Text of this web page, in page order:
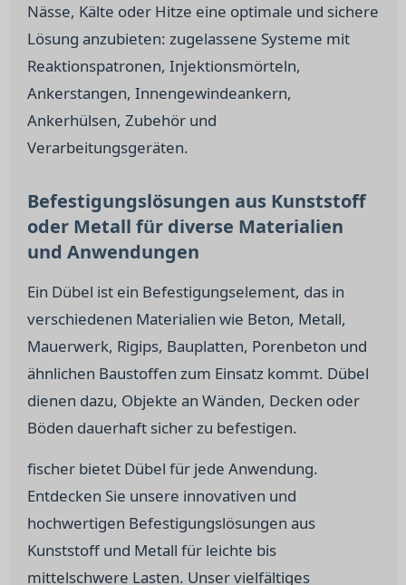
Nässe, Kälte oder Hitze eine optimale und sichere
Lösung anzubieten: zugelassene Systeme mit
Reaktionspatronen, Injektionsmörteln,
Ankerstangen, Innengewindeankern,
Ankerhülsen, Zubehör und
Verarbeitungsgeräten.
Befestigungslösungen aus Kunststoff
oder Metall für diverse Materialien
und Anwendungen
Ein Dübel ist ein Befestigungselement, das in
verschiedenen Materialien wie Beton, Metall,
Mauerwerk, Rigips, Bauplatten, Porenbeton und
ähnlichen Baustoffen zum Einsatz kommt. Dübel
dienen dazu, Objekte an Wänden, Decken oder
Böden dauerhaft sicher zu befestigen.
fischer bietet Dübel für jede Anwendung.
Entdecken Sie unsere innovativen und
hochwertigen Befestigungslösungen aus
Kunststoff und Metall für leichte bis
mittelschwere Lasten. Unser vielfältiges